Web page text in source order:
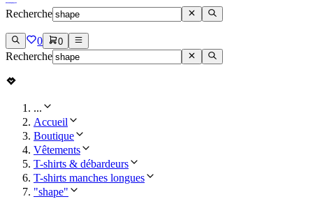
Recherche
0 0
Recherche
...
Accueil
Boutique
Vêtements
T-shirts & débardeurs
T-shirts manches longues
"shape"